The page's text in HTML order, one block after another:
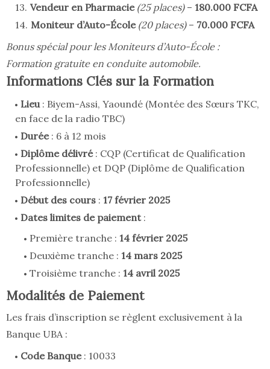
Vendeur en Pharmacie (25 places)– 180.000 FCFA
Moniteur d’Auto-École (20 places)– 70.000 FCFA
Bonus spécial pour les Moniteurs d’Auto-École :
Formation gratuite en conduite automobile.
Informations Clés sur la Formation
Lieu: Biyem-Assi, Yaoundé (Montée des Sœurs TKC,
en face de la radio TBC)
Durée: 6 à 12 mois
Diplôme délivré: CQP (Certificat de Qualification
Professionnelle) et DQP (Diplôme de Qualification
Professionnelle)
Début des cours : 17 février 2025
Dates limites de paiement:
Première tranche : 14 février 2025
Deuxième tranche : 14 mars 2025
Troisième tranche : 14 avril 2025
Modalités de Paiement
Les frais d’inscription se règlent exclusivement à la
Banque UBA :
Code Banque: 10033